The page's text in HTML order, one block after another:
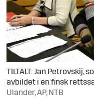
TILTALT: Jan Petrovskij,
avbildet i en finsk
Ulander, AP, NTB